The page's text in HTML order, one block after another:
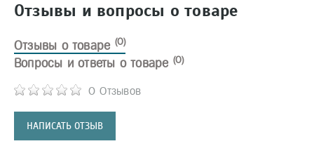
Отзывы и вопросы о товаре
Отзывы о товаре (0)
0 Отзывов
НАПИСАТЬ ОТЗЫВ
Вопросы и ответы о товаре (0)